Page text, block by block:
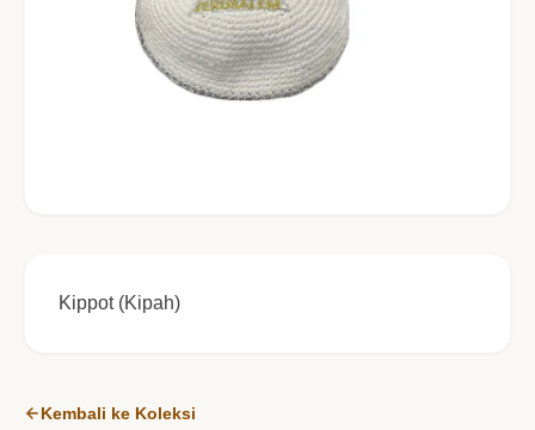
Kippot (Kipah)
Kembali ke Koleksi